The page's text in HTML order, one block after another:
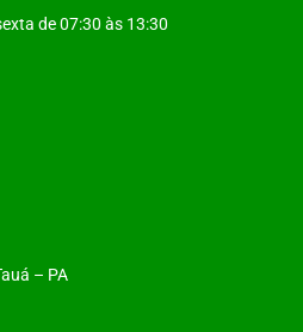
de 07:30 às 13:30
– PA